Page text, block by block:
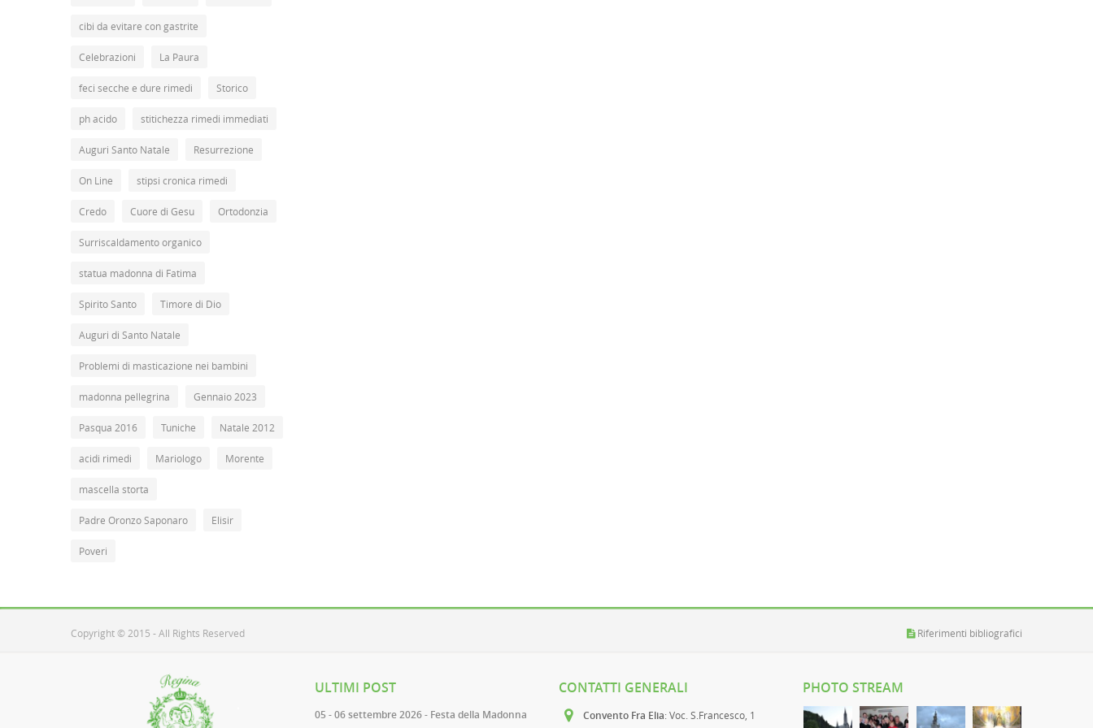
cibi da evitare con gastrite
Celebrazioni La Paura
feci secche e dure rimedi Storico
ph acido stitichezza rimedi immediati
Auguri Santo Natale Resurrezione
On Line stipsi cronica rimedi
Credo Cuore di Gesu Ortodonzia
Surriscaldamento organico
statua madonna di Fatima
Spirito Santo Timore di Dio
Auguri di Santo Natale
Problemi di masticazione nei bambini
madonna pellegrina Gennaio 2023
Pasqua 2016 Tuniche Natale 2012
acidi rimedi Mariologo Morente
mascella storta
Padre Oronzo Saponaro Elisir
Poveri
Copyright © 2015 - All Rights Reserved Riferimenti bibliografici
ULTIMI POST
05 - 06 settembre 2026 - Festa della Madonna
CONTATTI GENERALI
Convento Fra Elia: Voc. S.Francesco, 1
PHOTO STREAM